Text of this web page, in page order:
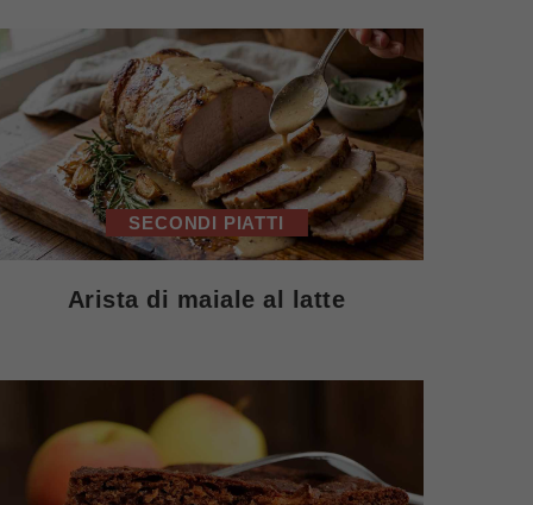
SECONDI PIATTI
Arista di maiale al latte